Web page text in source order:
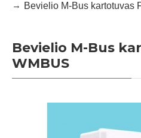
Bevielio M-Bus kartotuvas
Bevielio M-Bus
WMBUS